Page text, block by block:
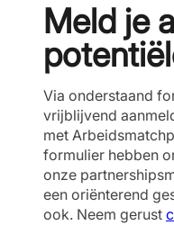
Meld je
Via onderstaand
vrijblijvend
met
formulier hebben
onze
een oriënterend
ook. Neem gerust